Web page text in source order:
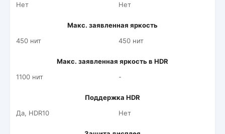
Нет
Нет
Макс. заявленная яркость
450 нит
450 нит
Макс. заявленная яркость в HDR
1100 нит
-
Поддержка HDR
Да, HDR10
Нет